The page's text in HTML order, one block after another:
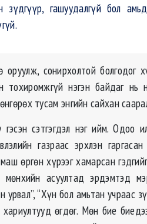
зүдгүүр, гашуудалгүй бол
сонирхолтой болгодог
тохиромжгүй нэгэн байдаг нь
тусам энгийн сайхан
сэтгэгдэл нэг ийм. Одоо
газраас эрхлэн
өргөн хүрээг хамарсан
асуултад эрдэмтэд
“Хүн бол амьтан учраас
хариултууд өгдөг. Мөн бие